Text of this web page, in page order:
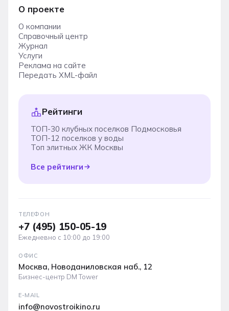
О проекте
О компании
Справочный центр
Журнал
Услуги
Реклама на сайте
Передать XML-файл
Рейтинги
ТОП-30 клубных поселков Подмосковья
ТОП-12 поселков у воды
Топ элитных ЖК Москвы
Все рейтинги
ТЕЛЕФОН
+7 (495) 150-05-19
Ежедневно с 10:00 до 19:00
ОФИС
Москва, Новоданиловская наб., 12
Бизнес-центр DM Tower
E-MAIL
info@novostroikino.ru